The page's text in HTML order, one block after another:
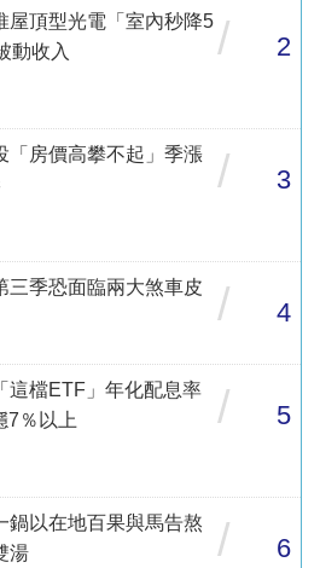
屋頂型光電「室內秒降5
動收入
/ 2
「房價高攀不起」季漲
/ 3
季恐面臨兩大煞車皮
/ 4
檔ETF」年化配息率
7％以上
/ 5
以在地百果與馬告熬
湯
/ 6